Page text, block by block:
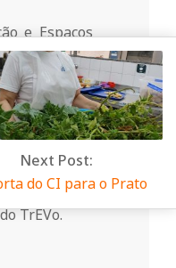
e Espaços
Cooperação
TrEVo.
Da horta